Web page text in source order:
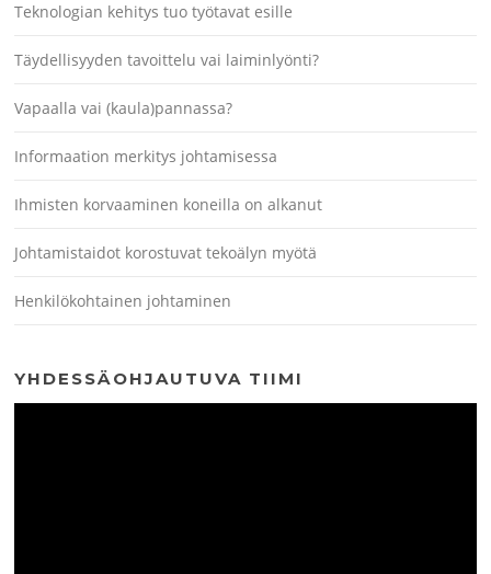
Teknologian kehitys tuo työtavat esille
Täydellisyyden tavoittelu vai laiminlyönti?
Vapaalla vai (kaula)pannassa?
Informaation merkitys johtamisessa
Ihmisten korvaaminen koneilla on alkanut
Johtamistaidot korostuvat tekoälyn myötä
Henkilökohtainen johtaminen
YHDESSÄOHJAUTUVA TIIMI